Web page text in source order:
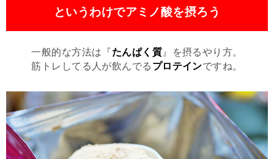
というわけでアミノ酸を摂ろう
一般的な方法は『たんぱく質 』を摂るやり方。
筋トレしてる人が飲んでる プロテインですね。